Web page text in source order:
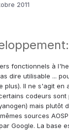
2011
fonctionnels à
dire utilisable ...
plus). Il ne s'agit en
codeurs sont
mais plutôt
sources
Google. La base